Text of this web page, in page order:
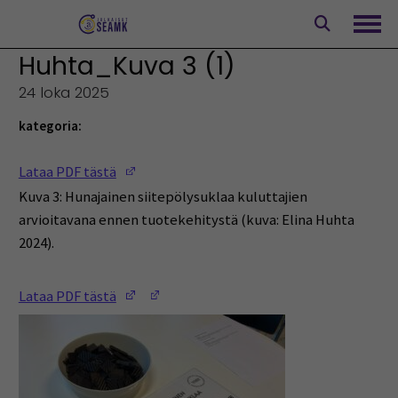
Huhta_Kuva 3 (1)
24 loka 2025
kategoria:
Lataa PDF tästä
Kuva 3: Hunajainen siitepölysuklaa kuluttajien
arvioitavana ennen tuotekehitystä (kuva: Elina Huhta
2024).
Lataa PDF tästä (Opens in a new window)